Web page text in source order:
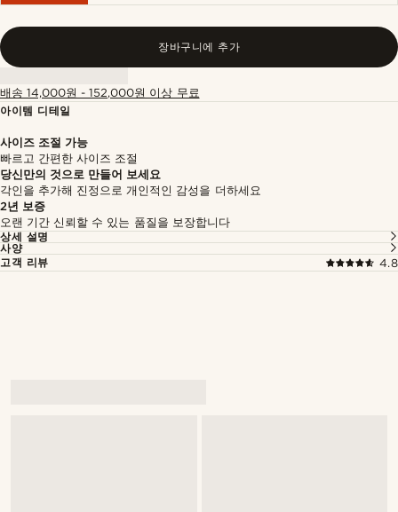
장바구니에 추가
배송 14,000원 - 152,000원 이상 무료
아이템 디테일
사이즈 조절 가능
빠르고 간편한 사이즈 조절
당신만의 것으로 만들어 보세요
각인을 추가해 진정으로 개인적인 감성을 더하세요
2년 보증
오랜 기간 신뢰할 수 있는 품질을 보장합니다
상세 설명
사양
고객 리뷰
4.8